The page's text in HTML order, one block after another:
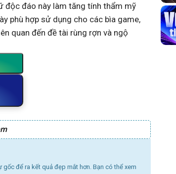
độc đáo này làm tăng tính thẩm mỹ
phù hợp sử dụng cho các bìa game,
quan đến đề tài rùng rợn và ngộ
để ra kết quả đẹp mắt hơn. Bạn có thể xem